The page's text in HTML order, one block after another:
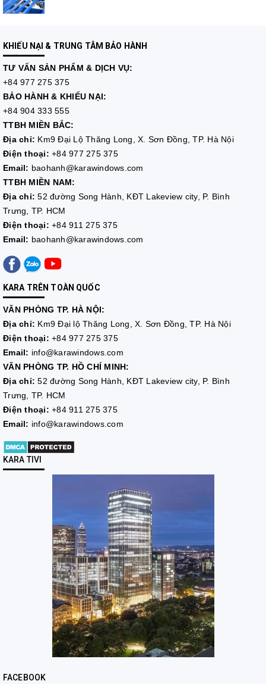
KHIẾU NẠI & TRUNG TÂM BẢO HÀNH
TƯ VẤN SẢN PHẨM & DỊCH VỤ:
+84 977 275 375
BẢO HÀNH & KHIẾU NẠI:
+84 904 333 555
TTBH MIỀN BẮC:
Địa chỉ: Km9 Đại Lộ Thăng Long, X. Sơn Đồng, TP. Hà Nội
Điện thoại: +84 977 275 375
Email: baohanh@karawindows.com
TTBH MIỀN NAM:
Địa chỉ: 52 đường Song Hành, KĐT Lakeview city, P. Bình
Trưng, TP. HCM
Điện thoại: +84 911 275 375
Email: baohanh@karawindows.com
KARA TRÊN TOÀN QUỐC
VĂN PHÒNG TP. HÀ NỘI:
Địa chỉ: Km9 Đại lộ Thăng Long, X. Sơn Đồng, TP. Hà Nội
Điện thoại: +84 977 275 375
Email: info@karawindows.com
VĂN PHÒNG TP. HỒ CHÍ MINH:
Địa chỉ:52 đường Song Hành, KĐT Lakeview city, P. Bình
Trưng, TP. HCM
Điện thoại: +84 911 275 375
Email: info@karawindows.com
KARA TIVI
FACEBOOK